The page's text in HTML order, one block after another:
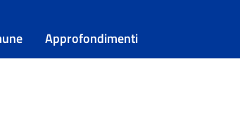
Approfondimenti